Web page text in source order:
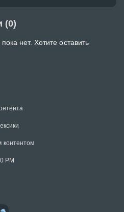
контентом
PM
(0)
нет. Хотите оставить